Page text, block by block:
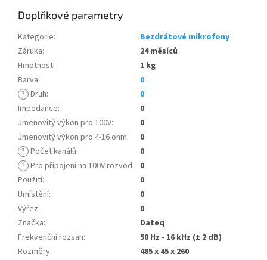
Doplňkové parametry
Kategorie:
Bezdrátové mikrofony
Záruka:
24 měsíců
Hmotnost:
1 kg
Barva:
0
? Druh:
0
Impedance:
0
Jmenovitý výkon pro 100V:
0
Jmenovitý výkon pro 4-16 ohm:
0
? Počet kanálů:
0
? Pro připojení na 100V rozvod: 0
Použití:
0
Umístění:
0
Výřez:
0
Značka:
Dateq
Frekvenční rozsah:
50 Hz - 16 kHz (± 2 dB)
Rozměry: 485 x 45 x 260